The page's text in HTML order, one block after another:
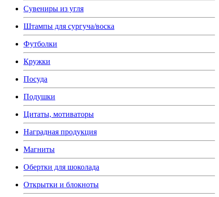
Сувениры из угля
Штампы для сургуча/воска
Футболки
Кружки
Посуда
Подушки
Цитаты, мотиваторы
Наградная продукция
Магниты
Обертки для шоколада
Открытки и блокноты